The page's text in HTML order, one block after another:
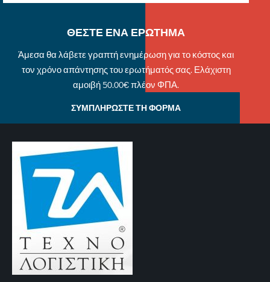
ΘΕΣΤΕ ΕΝΑ ΕΡΩΤΗΜΑ
Άμεσα θα λάβετε γραπτή ενημέρωση για το κόστος και
τον χρόνο απάντησης του ερωτήματός σας. Ελάχιστη
αμοιβή 50.00€ πλέον ΦΠΑ.
ΣΥΜΠΛΗΡΩΣΤΕ ΤΗ ΦΟΡΜΑ